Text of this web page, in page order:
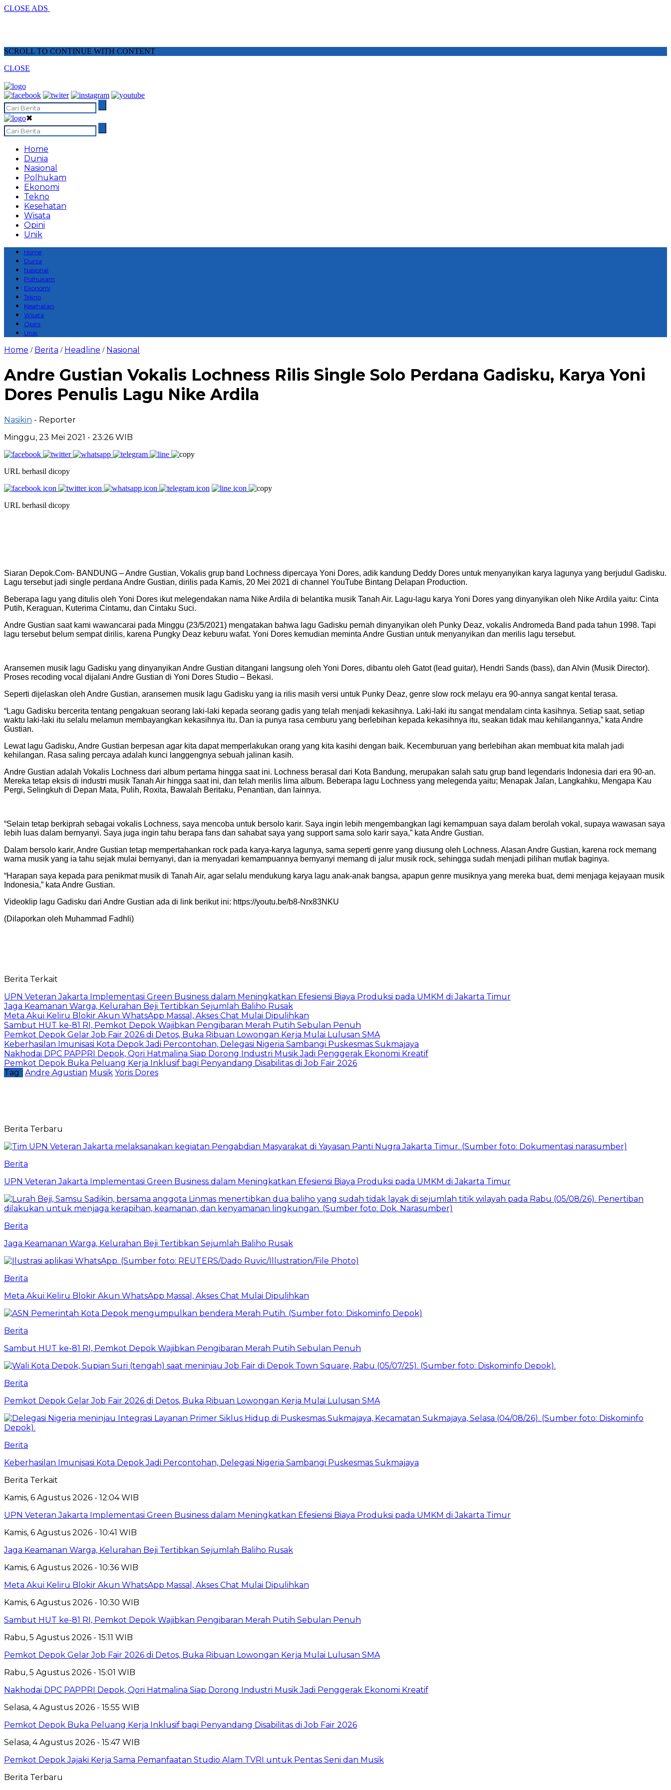
CLOSE ADS
SCROLL TO CONTINUE WITH CONTENT
CLOSE
✖
Home
Dunia
Nasional
Polhukam
Ekonomi
Tekno
Kesehatan
Wisata
Opini
Unik
Home
Dunia
Nasional
Polhukam
Ekonomi
Tekno
Kesehatan
Wisata
Opini
Unik
Home / Berita / Headline / Nasional
Andre Gustian Vokalis Lochness Rilis Single Solo Perdana Gadisku, Karya Yoni
Dores Penulis Lagu Nike Ardila
Nasikin - Reporter
Minggu, 23 Mei 2021 - 23:26 WIB
URL berhasil dicopy
URL berhasil dicopy
Siaran Depok.Com- BANDUNG – Andre Gustian, Vokalis grup band Lochness dipercaya Yoni Dores, adik kandung Deddy Dores untuk menyanyikan karya lagunya yang berjudul Gadisku.
Lagu tersebut jadi single perdana Andre Gustian, dirilis pada Kamis, 20 Mei 2021 di channel YouTube Bintang Delapan Production.
Beberapa lagu yang ditulis oleh Yoni Dores ikut melegendakan nama Nike Ardila di belantika musik Tanah Air. Lagu-lagu karya Yoni Dores yang dinyanyikan oleh Nike Ardila yaitu: Cinta
Putih, Keraguan, Kuterima Cintamu, dan Cintaku Suci.
Andre Gustian saat kami wawancarai pada Minggu (23/5/2021) mengatakan bahwa lagu Gadisku pernah dinyanyikan oleh Punky Deaz, vokalis Andromeda Band pada tahun 1998. Tapi
lagu tersebut belum sempat dirilis, karena Pungky Deaz keburu wafat. Yoni Dores kemudian meminta Andre Gustian untuk menyanyikan dan merilis lagu tersebut.
Aransemen musik lagu Gadisku yang dinyanyikan Andre Gustian ditangani langsung oleh Yoni Dores, dibantu oleh Gatot (lead guitar), Hendri Sands (bass), dan Alvin (Musik Director).
Proses recoding vocal dijalani Andre Gustian di Yoni Dores Studio – Bekasi.
Seperti dijelaskan oleh Andre Gustian, aransemen musik lagu Gadisku yang ia rilis masih versi untuk Punky Deaz, genre slow rock melayu era 90-annya sangat kental terasa.
“Lagu Gadisku bercerita tentang pengakuan seorang laki-laki kepada seorang gadis yang telah menjadi kekasihnya. Laki-laki itu sangat mendalam cinta kasihnya. Setiap saat, setiap
waktu laki-laki itu selalu melamun membayangkan kekasihnya itu. Dan ia punya rasa cemburu yang berlebihan kepada kekasihnya itu, seakan tidak mau kehilangannya,” kata Andre
Gustian.
Lewat lagu Gadisku, Andre Gustian berpesan agar kita dapat memperlakukan orang yang kita kasihi dengan baik. Kecemburuan yang berlebihan akan membuat kita malah jadi
kehilangan. Rasa saling percaya adalah kunci langgengnya sebuah jalinan kasih.
Andre Gustian adalah Vokalis Lochness dari album pertama hingga saat ini. Lochness berasal dari Kota Bandung, merupakan salah satu grup band legendaris Indonesia dari era 90-an.
Mereka tetap eksis di industri musik Tanah Air hingga saat ini, dan telah merilis lima album. Beberapa lagu Lochness yang melegenda yaitu; Menapak Jalan, Langkahku, Mengapa Kau
Pergi, Selingkuh di Depan Mata, Pulih, Roxita, Bawalah Beritaku, Penantian, dan lainnya.
“Selain tetap berkiprah sebagai vokalis Lochness, saya mencoba untuk bersolo karir. Saya ingin lebih mengembangkan lagi kemampuan saya dalam berolah vokal, supaya wawasan saya
lebih luas dalam bernyanyi. Saya juga ingin tahu berapa fans dan sahabat saya yang support sama solo karir saya,” kata Andre Gustian.
Dalam bersolo karir, Andre Gustian tetap mempertahankan rock pada karya-karya lagunya, sama seperti genre yang diusung oleh Lochness. Alasan Andre Gustian, karena rock memang
warna musik yang ia tahu sejak mulai bernyanyi, dan ia menyadari kemampuannya bernyanyi memang di jalur musik rock, sehingga sudah menjadi pilihan mutlak baginya.
“Harapan saya kepada para penikmat musik di Tanah Air, agar selalu mendukung karya lagu anak-anak bangsa, apapun genre musiknya yang mereka buat, demi menjaga kejayaan musik
Indonesia,” kata Andre Gustian.
Videoklip lagu Gadisku dari Andre Gustian ada di link berikut ini: https://youtu.be/b8-Nrx83NKU
(Dilaporkan oleh Muhammad Fadhli)
Berita Terkait
UPN Veteran Jakarta Implementasi Green Business dalam Meningkatkan Efesiensi Biaya Produksi pada UMKM di Jakarta Timur
Jaga Keamanan Warga, Kelurahan Beji Tertibkan Sejumlah Baliho Rusak
Meta Akui Keliru Blokir Akun WhatsApp Massal, Akses Chat Mulai Dipulihkan
Sambut HUT ke-81 RI, Pemkot Depok Wajibkan Pengibaran Merah Putih Sebulan Penuh
Pemkot Depok Gelar Job Fair 2026 di Detos, Buka Ribuan Lowongan Kerja Mulai Lulusan SMA
Keberhasilan Imunisasi Kota Depok Jadi Percontohan, Delegasi Nigeria Sambangi Puskesmas Sukmajaya
Nakhodai DPC PAPPRI Depok, Qori Hatmalina Siap Dorong Industri Musik Jadi Penggerak Ekonomi Kreatif
Pemkot Depok Buka Peluang Kerja Inklusif bagi Penyandang Disabilitas di Job Fair 2026
Tag : Andre Agustian Musik Yoris Dores
Berita Terbaru
Berita
UPN Veteran Jakarta Implementasi Green Business dalam Meningkatkan Efesiensi Biaya Produksi pada UMKM di Jakarta Timur
Berita
Jaga Keamanan Warga, Kelurahan Beji Tertibkan Sejumlah Baliho Rusak
Berita
Meta Akui Keliru Blokir Akun WhatsApp Massal, Akses Chat Mulai Dipulihkan
Berita
Sambut HUT ke-81 RI, Pemkot Depok Wajibkan Pengibaran Merah Putih Sebulan Penuh
Berita
Pemkot Depok Gelar Job Fair 2026 di Detos, Buka Ribuan Lowongan Kerja Mulai Lulusan SMA
Berita
Keberhasilan Imunisasi Kota Depok Jadi Percontohan, Delegasi Nigeria Sambangi Puskesmas Sukmajaya
Berita Terkait
Kamis, 6 Agustus 2026 - 12:04 WIB
UPN Veteran Jakarta Implementasi Green Business dalam Meningkatkan Efesiensi Biaya Produksi pada UMKM di Jakarta Timur
Kamis, 6 Agustus 2026 - 10:41 WIB
Jaga Keamanan Warga, Kelurahan Beji Tertibkan Sejumlah Baliho Rusak
Kamis, 6 Agustus 2026 - 10:36 WIB
Meta Akui Keliru Blokir Akun WhatsApp Massal, Akses Chat Mulai Dipulihkan
Kamis, 6 Agustus 2026 - 10:30 WIB
Sambut HUT ke-81 RI, Pemkot Depok Wajibkan Pengibaran Merah Putih Sebulan Penuh
Rabu, 5 Agustus 2026 - 15:11 WIB
Pemkot Depok Gelar Job Fair 2026 di Detos, Buka Ribuan Lowongan Kerja Mulai Lulusan SMA
Rabu, 5 Agustus 2026 - 15:01 WIB
Nakhodai DPC PAPPRI Depok, Qori Hatmalina Siap Dorong Industri Musik Jadi Penggerak Ekonomi Kreatif
Selasa, 4 Agustus 2026 - 15:55 WIB
Pemkot Depok Buka Peluang Kerja Inklusif bagi Penyandang Disabilitas di Job Fair 2026
Selasa, 4 Agustus 2026 - 15:47 WIB
Pemkot Depok Jajaki Kerja Sama Pemanfaatan Studio Alam TVRI untuk Pentas Seni dan Musik
Berita Terbaru